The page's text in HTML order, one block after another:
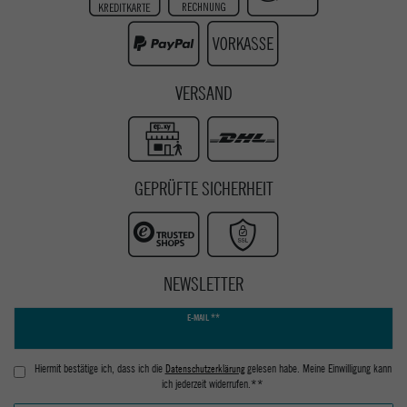
Youtube
VERSAND
GEPRÜFTE SICHERHEIT
NEWSLETTER
E-MAIL **
Hiermit bestätige ich, dass ich die Daten­schutz­erklärunggelesen habe. Meine Einwilligung kann
ich jederzeit widerrufen.**